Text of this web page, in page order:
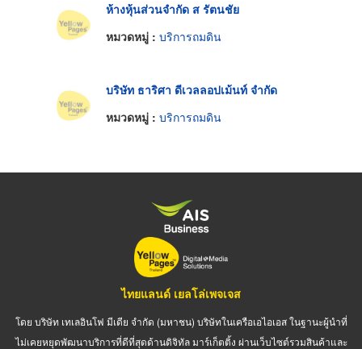
ห้างหุ้นส่วนจำกัด ส รัตนชัย
หมวดหมู่ : บริการถมดิน
บริษัท ธาริศา ดีเวลลอปเม้นท์ จำกัด
หมวดหมู่ : บริการถมดิน
ไทยแลนด์ เยลโล่เพจเจส
โดย บริษัท เทเลอินโฟ มีเดีย จำกัด (มหาชน) บริษัทในเครือเอไอเอส ในฐานะผู้นำที่
ไม่เคยหยุดพัฒนาบริการที่ดีที่สุดด้านดิจิทัล มาร์เก็ตติ้ง ผ่านเว็บไซต์รวมสินค้าและ